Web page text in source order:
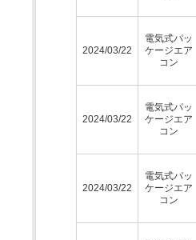
2024/03/22
電気式パッ
ケージエア
コン
2024/03/22
電気式パッ
ケージエア
コン
2024/03/22
電気式パッ
ケージエア
コン